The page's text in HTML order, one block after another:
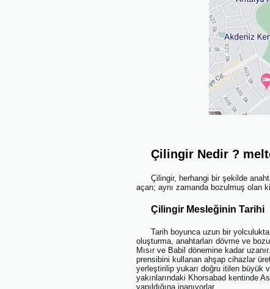
Çilingir Nedir ?
Çilingir, herhangi bir şekilde
açan; aynı zamanda bozulmuş olan
Çilingir Mesleğinin Tarihi
Tarih boyunca uzun bir yolculuktan
oluşturma, anahtarları dövme ve
Mısır ve Babil dönemine kadar
prensibini kullanan ahşap cihazlar
yerleştirilip yukarı doğru itilen büyük
yakınlarındaki Khorsabad kentinde
yapıldığına inanıyorlar.